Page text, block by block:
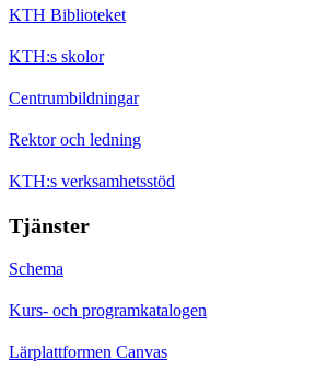
KTH Biblioteket
KTH:s skolor
Centrumbildningar
Rektor och ledning
KTH:s verksamhetsstöd
Tjänster
Schema
Kurs- och programkatalogen
Lärplattformen Canvas